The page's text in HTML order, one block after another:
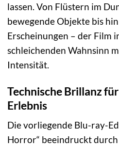
lassen. Von Flüstern im
bewegende Objekte bis
Erscheinungen – der Film
schleichenden Wahnsinn
Intensität.
Technische Brillanz
Erlebnis
Die vorliegende Blu-ray-
Horror“ beeindruckt